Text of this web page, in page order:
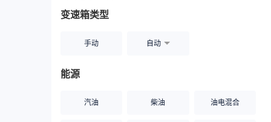
变速箱类型
手动 自动
能源
汽油 柴油 油电混合